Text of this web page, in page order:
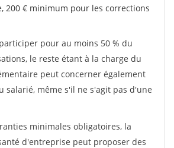
200 € minimum pour les corrections
pour au moins 50 % du
le reste étant à la charge du
peut concerner également
salarié, même s'il ne s'agit pas d'une
minimales obligatoires, la
d'entreprise peut proposer des